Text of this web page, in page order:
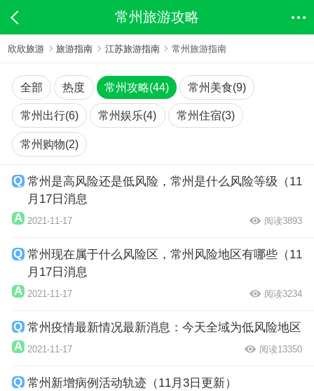
常州旅游攻略
欣欣旅游 旅游指南 江苏旅游指南 常州旅游指南
全部 热度 常州攻略(44) 常州美食(9)
常州出行(6) 常州娱乐(4) 常州住宿(3)
常州购物(2)
常州是高风险还是低风险，常州是什么风险等级（11
月17日消息
2021-11-17 阅读3893
常州现在属于什么风险区，常州风险地区有哪些（11
月17日消息
2021-11-17 阅读3234
常州疫情最新情况最新消息：今天全域为低风险地区
2021-11-17 阅读13350
常州新增病例活动轨迹（11月3日更新）